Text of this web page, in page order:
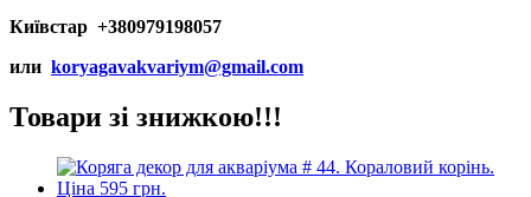
Київстар +380979198057
или koryagavakvariym@gmail.com
Товари зі знижкою!!!